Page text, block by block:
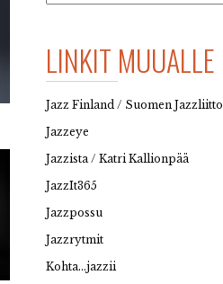
LINKIT MUUALLE
Jazz Finland / Suomen Jazzliitto
Jazzeye
Jazzista / Katri Kallionpää
JazzIt365
Jazzpossu
Jazzrytmit
Kohta…jazzii